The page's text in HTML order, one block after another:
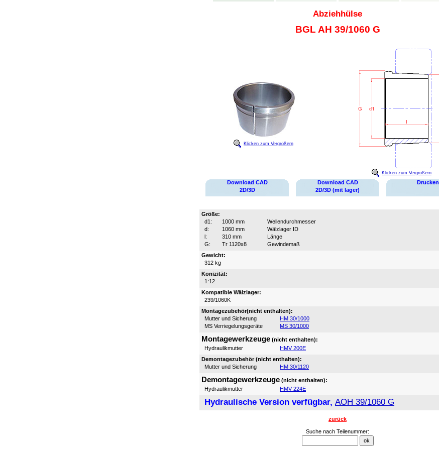
Abziehhülse
BGL AH 39/1060 G
Klicken zum Vergrößern
Klicken zum Vergrößern
Download CAD
2D/3D
Download CAD
2D/3D (mit lager)
Drucken
Größe:
d1:
1000 mm
Wellendurchmesser
d:
1060 mm
Wälzlager ID
l:
310 mm
Länge
G:
Tr 1120x8
Gewindemaß
Gewicht:
312 kg
Konizität:
1:12
Kompatible Wälzlager:
239/1060K
Montagezubehör(nicht enthalten):
Mutter und Sicherung
HM 30/1000
MS Verriegelungsgeräte
MS 30/1000
Montagewerkzeuge (nicht enthalten):
Hydraulikmutter
HMV 200E
Demontagezubehör (nicht enthalten):
Mutter und Sicherung
HM 30/1120
Demontagewerkzeuge (nicht enthalten):
Hydraulikmutter
HMV 224E
Hydraulische Version verfügbar, AOH 39/1060 G
zurück
Suche nach Teilenummer: